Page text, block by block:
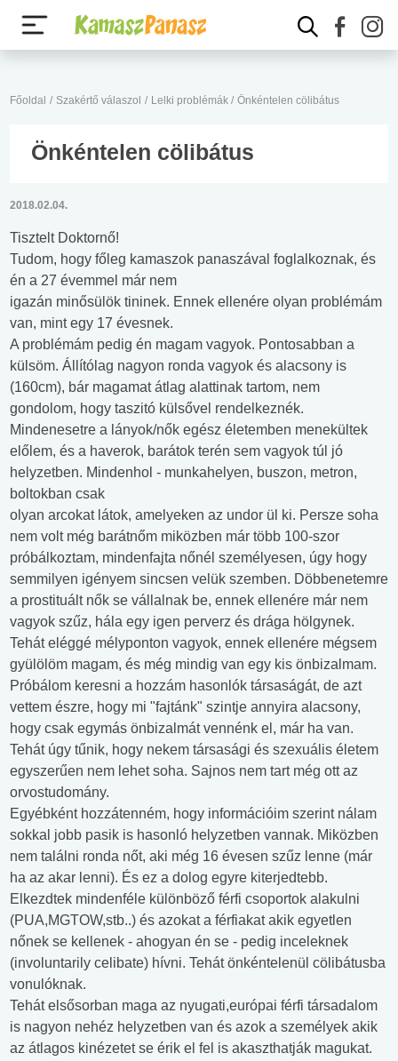
Főoldal / Szakértő válaszol / Lelki problémák / Önkéntelen cölibátus
Önkéntelen cölibátus
2018.02.04.
Tisztelt Doktornő!
Tudom, hogy főleg kamaszok panaszával foglalkoznak, és
én a 27 évemmel már nem
igazán minősülök tininek. Ennek ellenére olyan problémám
van, mint egy 17 évesnek.
A problémám pedig én magam vagyok. Pontosabban a
külsöm. Állítólag nagyon ronda vagyok és alacsony is
(160cm), bár magamat átlag alattinak tartom, nem
gondolom, hogy taszitó külsővel rendelkeznék.
Mindenesetre a lányok/nők egész életemben menekültek
előlem, és a haverok, barátok terén sem vagyok túl jó
helyzetben. Mindenhol - munkahelyen, buszon, metron,
boltokban csak
olyan arcokat látok, amelyeken az undor ül ki. Persze soha
nem volt még barátnőm miközben már több 100-szor
próbálkoztam, mindenfajta nőnél személyesen, úgy hogy
semmilyen igényem sincsen velük szemben. Döbbenetemre
a prostituált nők se vállalnak be, ennek ellenére már nem
vagyok szűz, hála egy igen perverz és drága hölgynek.
Tehát eléggé mélyponton vagyok, ennek ellenére mégsem
gyülölöm magam, és még mindig van egy kis önbizalmam.
Próbálom keresni a hozzám hasonlók társaságát, de azt
vettem észre, hogy mi "fajtánk" szintje annyira alacsony,
hogy csak egymás önbizalmát vennénk el, már ha van.
Tehát úgy tűnik, hogy nekem társasági és szexuális életem
egyszerűen nem lehet soha. Sajnos nem tart még ott az
orvostudomány.
Egyébként hozzátenném, hogy információim szerint nálam
sokkal jobb pasik is hasonló helyzetben vannak. Miközben
nem találni ronda nőt, aki még 16 évesen szűz lenne (már
ha az akar lenni). És ez a dolog egyre kiterjedtebb.
Elkezdtek mindenféle különböző férfi csoportok alakulni
(PUA,MGTOW,stb..) és azokat a férfiakat akik egyetlen
nőnek se kellenek - ahogyan én se - pedig inceleknek
(involuntarily celibate) hívni. Tehát önkéntelenül cölibátusba
vonulóknak.
Tehát elsősorban maga az nyugati,európai férfi társadalom
is nagyon nehéz helyzetben van és azok a személyek akik
az átlagos kinézetet se érik el fel is akaszthatják magukat.